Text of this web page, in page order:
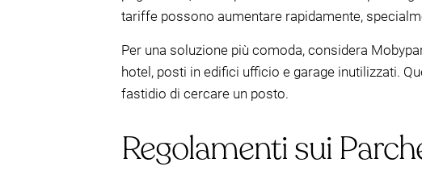
tariffe possono aumentare rapidamente,
Per una soluzione più comoda, considera
hotel, posti in edifici ufficio e garage inutilizzati.
fastidio di cercare un posto.
Regolamenti sui